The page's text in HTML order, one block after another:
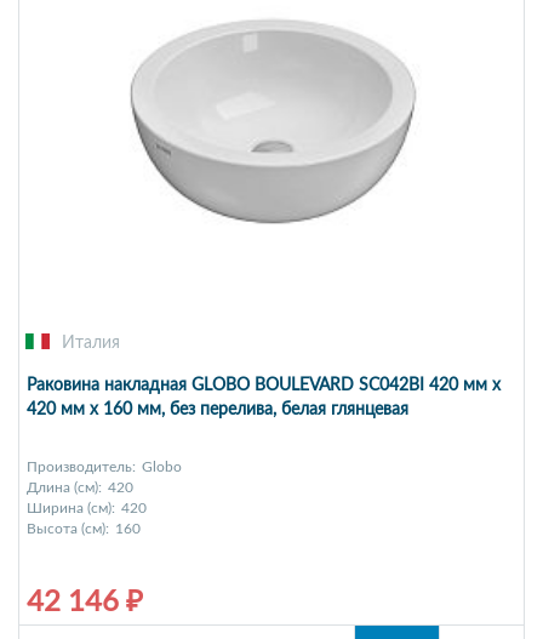
Италия
Раковина накладная GLOBO BOULEVARD SC042BI 420 мм х
420 мм х 160 мм, без перелива, белая глянцевая
Производитель: Globo
Длина (см): 420
Ширина (см): 420
Высота (см): 160
42 146 ₽